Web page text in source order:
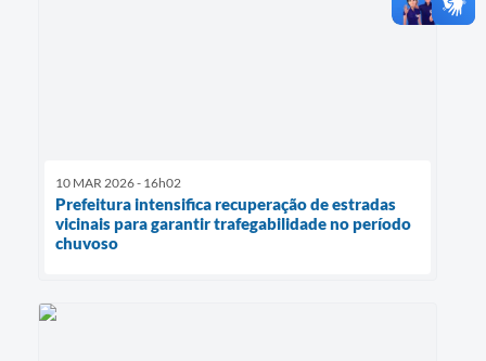
10 MAR 2026 - 16h02
Prefeitura intensifica recuperação de estradas
vicinais para garantir trafegabilidade no período
chuvoso